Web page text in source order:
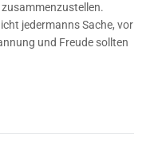
jedermanns Sache, vor
und Freude sollten